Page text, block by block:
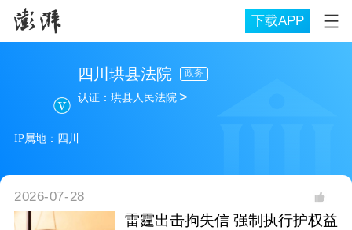
下载APP
四川珙县法院 政务
认证：珙县人民法院 >
IP属地： 四川
2026-07-28
雷霆出击拘失信 强制执行护权益